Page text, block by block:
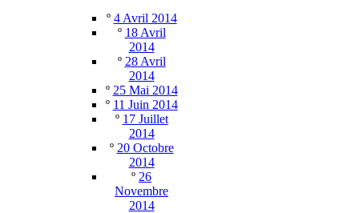
º 4 Avril 2014
º 18 Avril
2014
º 28 Avril
2014
º 25 Mai 2014
º 11 Juin 2014
º 17 Juillet
2014
º 20 Octobre
2014
º 26
Novembre
2014